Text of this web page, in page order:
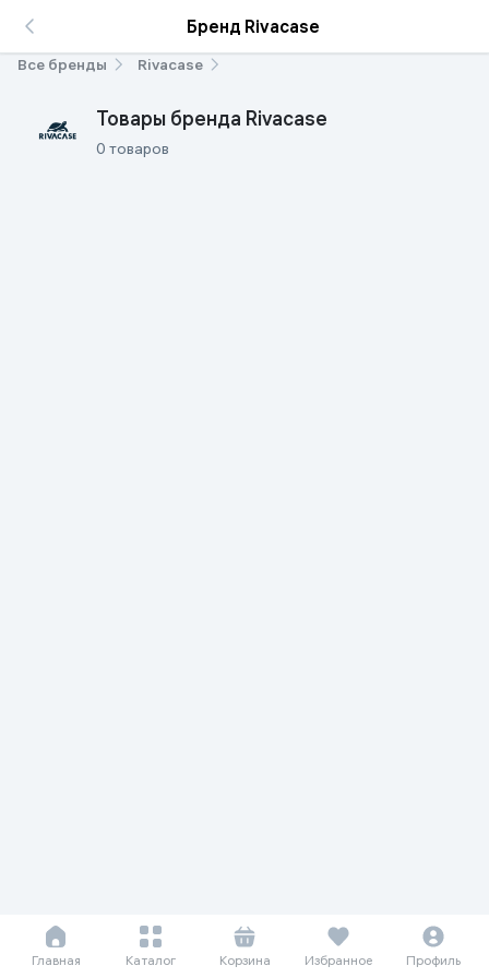
Бренд Rivacase
Все бренды Rivacase
Товары бренда Rivacase
0 товаров
Главная Каталог Корзина Избранное Профиль